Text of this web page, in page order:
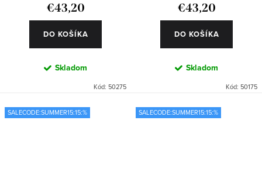
€43,20
DO KOŠÍKA
Skladom
Kód: 50275
€43,20
DO KOŠÍKA
Skladom
Kód: 50175
SALECODE:SUMMER15:15:% SALECODE:SUMMER15:15:%